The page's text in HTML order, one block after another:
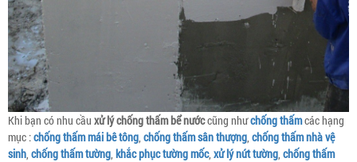
Khi bạn có nhu cầu xử lý chống thấm bể nướccũng nhưchống thấmcác hạng
mục :chống thấm mái bê tông, chống thấm sân thượng, chống thấm nhà vệ
sinh, chống thấm tường, khắc phục tường mốc, xử lý nứt tường, chống thấm